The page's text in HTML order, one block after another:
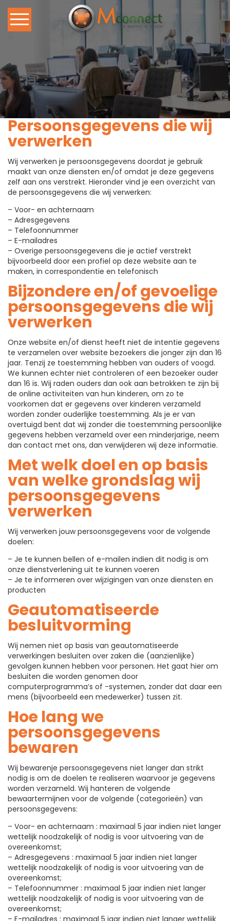
Ons Callcenter
Callcenter Diensten
Vacature
Blog
Contact
Persoonsgegevens die wij
verwerken
Wij verwerken je persoonsgegevens doordat je gebruik
maakt van onze diensten en/of omdat je deze gegevens
zelf aan ons verstrekt. Hieronder vind je een overzicht van
de persoonsgegevens die wij verwerken:
– Voor- en achternaam
– Adresgegevens
– Telefoonnummer
– E-mailadres
– Overige persoonsgegevens die je actief verstrekt
bijvoorbeeld door een profiel op deze website aan te
maken, in correspondentie en telefonisch
Bijzondere en/of gevoelige
persoonsgegevens die wij
verwerken
Onze website en/of dienst heeft niet de intentie gegevens
te verzamelen over website bezoekers die jonger zijn dan 16
jaar. Tenzij ze toestemming hebben van ouders of voogd.
We kunnen echter niet controleren of een bezoeker ouder
dan 16 is. Wij raden ouders dan ook aan betrokken te zijn bij
de online activiteiten van hun kinderen, om zo te
voorkomen dat er gegevens over kinderen verzameld
worden zonder ouderlijke toestemming. Als je er van
overtuigd bent dat wij zonder die toestemming persoonlijke
gegevens hebben verzameld over een minderjarige, neem
dan contact met ons, dan verwijderen wij deze informatie.
Met welk doel en op basis
van welke grondslag wij
persoonsgegevens
verwerken
Wij verwerken jouw persoonsgegevens voor de volgende
doelen:
– Je te kunnen bellen of e-mailen indien dit nodig is om
onze dienstverlening uit te kunnen voeren
– Je te informeren over wijzigingen van onze diensten en
producten
Geautomatiseerde
besluitvorming
Wij nemen niet op basis van geautomatiseerde
verwerkingen besluiten over zaken die (aanzienlijke)
gevolgen kunnen hebben voor personen. Het gaat hier om
besluiten die worden genomen door
computerprogramma’s of -systemen, zonder dat daar een
mens (bijvoorbeeld een medewerker) tussen zit.
Hoe lang we
persoonsgegevens
bewaren
Wij bewarenje persoonsgegevens niet langer dan strikt
nodig is om de doelen te realiseren waarvoor je gegevens
worden verzameld. Wij hanteren de volgende
bewaartermijnen voor de volgende (categorieën) van
persoonsgegevens:
– Voor- en achternaam : maximaal 5 jaar indien niet langer
wettelijk noodzakelijk of nodig is voor uitvoering van de
overeenkomst;
– Adresgegevens : maximaal 5 jaar indien niet langer
wettelijk noodzakelijk of nodig is voor uitvoering van de
overeenkomst;
– Telefoonnummer : maximaal 5 jaar indien niet langer
wettelijk noodzakelijk of nodig is voor uitvoering van de
overeenkomst;
– E-mailadres : maximaal 5 jaar indien niet langer wettelijk